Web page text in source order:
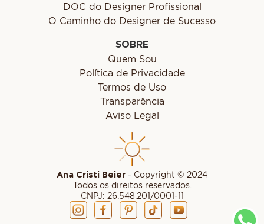
Ana Cristi Beier - Copyright © 2024
Todos os direitos reservados.
CNPJ: 26.548.201/0001-11
DOC do Designer Profissional
O Caminho do Designer de Sucesso
SOBRE
Quem Sou
Política de Privacidade
Termos de Uso
Transparência
Aviso Legal